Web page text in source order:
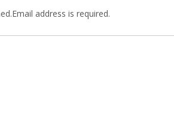
address is required.